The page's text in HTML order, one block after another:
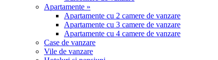
Apartamente »
Apartamente cu 2 camere de vanzare
Apartamente cu 3 camere de vanzare
Apartamente cu 4 camere de vanzare
Case de vanzare
Vile de vanzare